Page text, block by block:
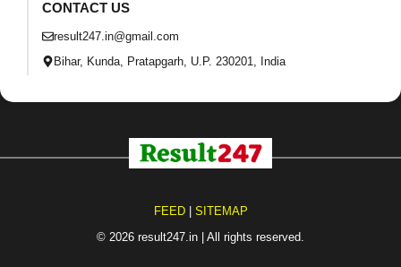
CONTACT US
result247.in@gmail.com
Bihar, Kunda, Pratapgarh, U.P. 230201, India
FEED| SITEMAP
© 2026 result247.in | All rights reserved.